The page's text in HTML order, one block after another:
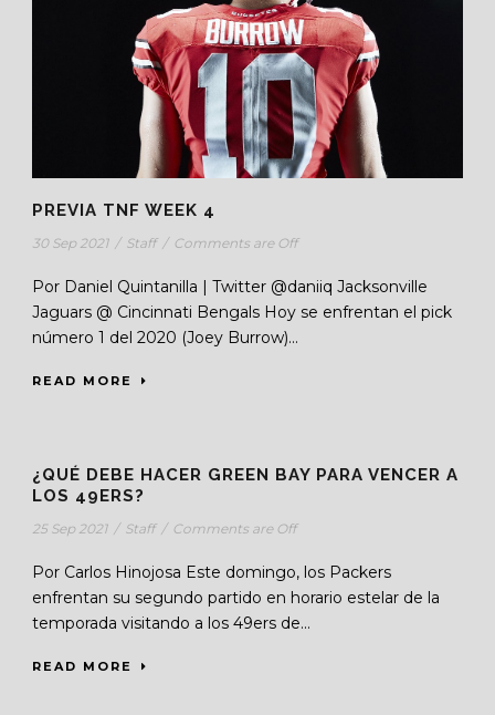
PREVIA TNF WEEK 4
30 Sep 2021 / Staff / Comments are Off
Por Daniel Quintanilla | Twitter @daniiq Jacksonville
Jaguars @ Cincinnati Bengals Hoy se enfrentan el pick
número 1 del 2020 (Joey Burrow)...
READ MORE
¿QUÉ DEBE HACER GREEN BAY PARA VENCER A
LOS 49ERS?
25 Sep 2021 / Staff / Comments are Off
Por Carlos Hinojosa Este domingo, los Packers
enfrentan su segundo partido en horario estelar de la
temporada visitando a los 49ers de...
READ MORE